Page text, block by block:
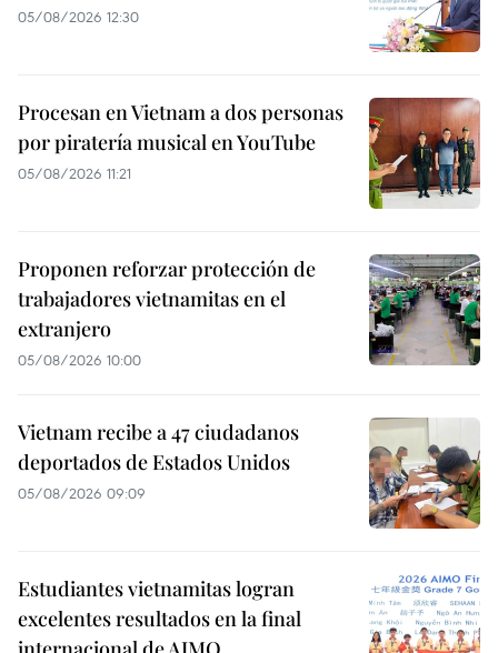
05/08/2026 12:30
Procesan en Vietnam a dos personas
por piratería musical en YouTube
05/08/2026 11:21
Proponen reforzar protección de
trabajadores vietnamitas en el
extranjero
05/08/2026 10:00
Vietnam recibe a 47 ciudadanos
deportados de Estados Unidos
05/08/2026 09:09
Estudiantes vietnamitas logran
excelentes resultados en la final